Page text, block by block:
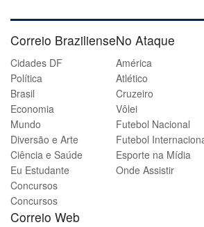
Correio Braziliense
Cidades DF
Política
Brasil
Economia
Mundo
Diversão e Arte
Ciência e Saúde
Eu Estudante
Concursos
Concursos
Correio Web
No Ataque
América
Atlético
Cruzeiro
Vôlei
Futebol Nacional
Futebol
Esporte na Mídia
Onde Assistir